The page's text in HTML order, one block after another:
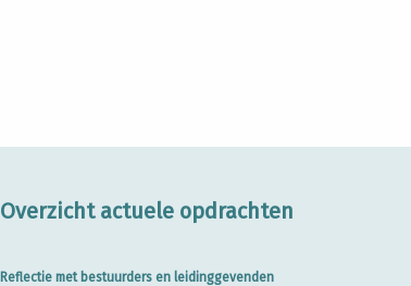
Overzicht actuele opdrachten
Reflectie met bestuurders en leidinggevenden